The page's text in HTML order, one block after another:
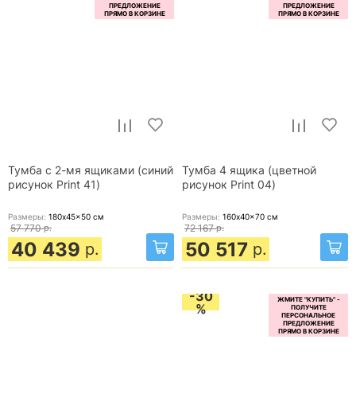
Тумба с 2-мя ящиками (синий
рисунок Print 41)
Размеры: 180x45x50 см
57 770 р.
40 439 р.
Тумба 4 ящика (цветной
рисунок Print 04)
Размеры: 160x40x70 см
72 167 р.
50 517 р.
-30
%